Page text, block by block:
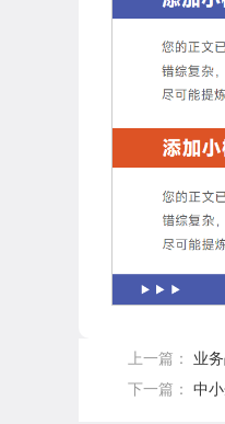
上一篇： 业
下一篇： 中